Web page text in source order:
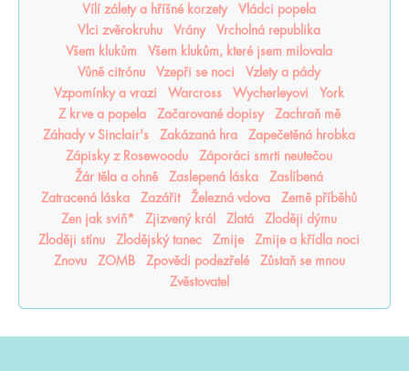
Vílí zálety a hříšné korzety
Vládci popela
Vlci zvěrokruhu
Vrány
Vrcholná republika
Všem klukům
Všem klukům, které jsem milovala
Vůně citrónu
Vzepři se noci
Vzlety a pády
Vzpomínky a vrazi
Warcross Wycherleyovi
York
Z krve a popela
Začarované dopisy
Zachraň mě
Záhady v Sinclair's
Zakázaná hra
Zapečetěná hrobka
Zápisky z Rosewoodu
Záporáci smrti neutečou
Žár těla a ohně
Zaslepená láska
Zaslíbená
Zatracená láska
Zazářit Železná vdova
Země příběhů
Zen jak sviň*
Zjizvený král Zlatá
Zloději dýmu
Zloději stínu
Zlodějský tanec Zmije
Zmije a křídla noci
Znovu
ZOMB Zpovědi podezřelé
Zůstaň se mnou
Zvěstovatel